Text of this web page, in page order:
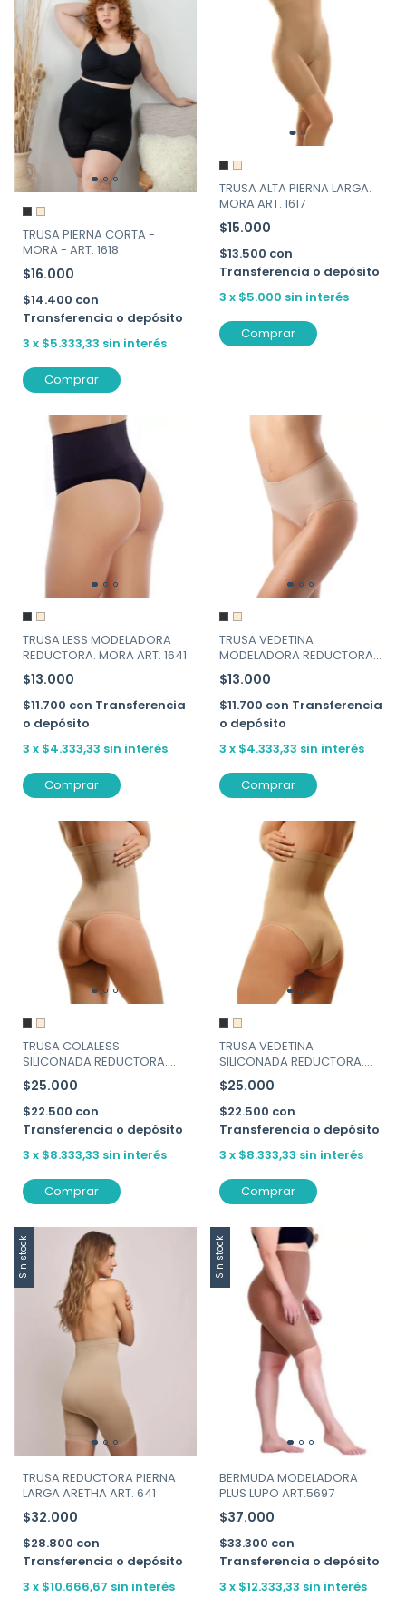
TRUSA PIERNA CORTA -
MORA - ART. 1618
$16.000
$14.400 con
Transferencia o depósito
3 x $5.333,33 sin interés
Comprar
TRUSA ALTA PIERNA LARGA.
MORA ART. 1617
$15.000
$13.500 con
Transferencia o depósito
3 x $5.000 sin interés
Comprar
TRUSA LESS MODELADORA
REDUCTORA. MORA ART. 1641
$13.000
$11.700 con Transferencia
o depósito
3 x $4.333,33 sin interés
Comprar
TRUSA VEDETINA
MODELADORA REDUCTORA.
MORA ART. 1640
$13.000
$11.700 con Transferencia
o depósito
3 x $4.333,33 sin interés
Comprar
TRUSA COLALESS
SILICONADA REDUCTORA.
MORA ART. 1648
$25.000
$22.500 con
Transferencia o depósito
3 x $8.333,33 sin interés
Comprar
TRUSA VEDETINA
SILICONADA REDUCTORA.
MORA ART. 1647
$25.000
$22.500 con
Transferencia o depósito
3 x $8.333,33 sin interés
Comprar
Sin stock
TRUSA REDUCTORA PIERNA
LARGA ARETHA ART. 641
$32.000
$28.800 con
Transferencia o depósito
3 x $10.666,67 sin interés
Sin stock
BERMUDA MODELADORA
PLUS LUPO ART.5697
$37.000
$33.300 con
Transferencia o depósito
3 x $12.333,33 sin interés